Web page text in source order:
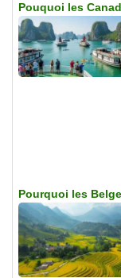
Pouquoi les
Pourquoi les